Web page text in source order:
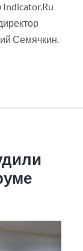
Indicator.Ru
Семячкин.